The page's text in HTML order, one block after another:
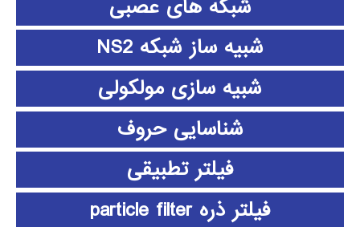
شبکه های عصبی
شبیه ساز شبکه NS2
شبیه سازی مولکولی
شناسایی حروف
فیلتر تطبیقی
فیلتر ذره particle filter